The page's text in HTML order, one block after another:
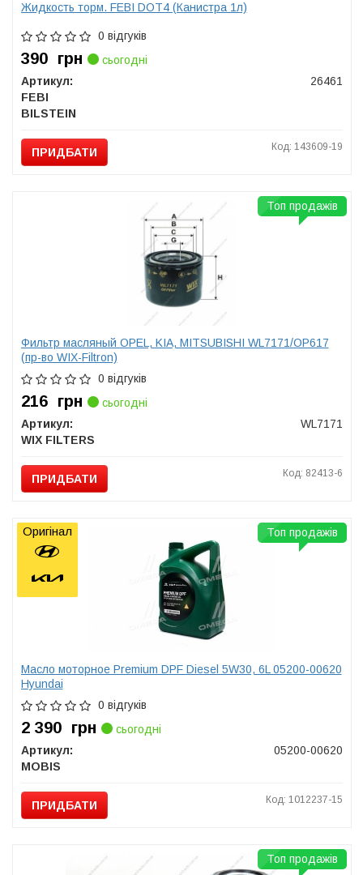
Жидкость торм. FEBI DOT4 (Канистра 1л)
0 відгуків
390 грн
сьогодні
Артикул:
26461
FEBI
BILSTEIN
ПРИДБАТИ Код: 143609-19
Фильтр масляный OPEL, KIA, MITSUBISHI WL7171/OP617
(пр-во WIX-Filtron)
0 відгуків
216 грн
сьогодні
Артикул:
WL7171
WIX FILTERS
ПРИДБАТИ Код: 82413-6
Топ продажів
Масло моторное Premium DPF Diesel 5W30, 6L 05200-00620
Hyundai
0 відгуків
2 390 грн
сьогодні
Артикул:
05200-00620
MOBIS
ПРИДБАТИ Код: 1012237-15
Топ продажів
Оригінал
Топ продажів